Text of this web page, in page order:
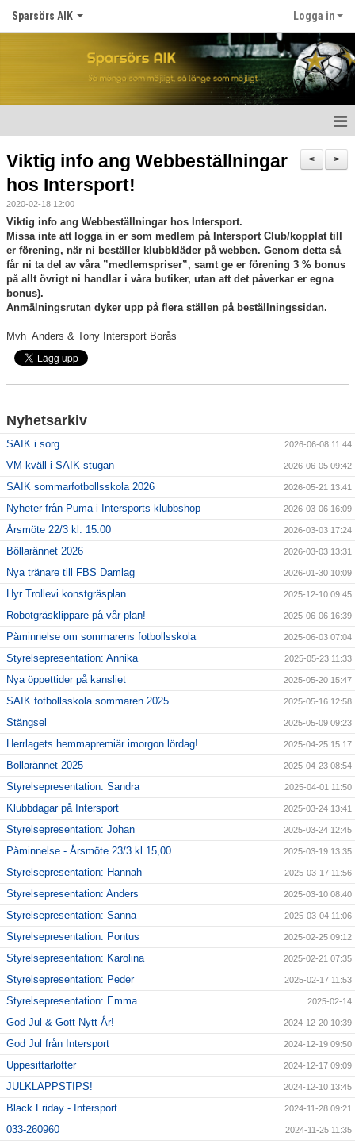
Sparsörs AIK Logga in
Nyheter
Om SAIK
Våra lag
Kalender
För spelare/barn
SAIK-shopen
Elljusspår
Bildgalleri
>
<
Viktig info ang Webbeställningar
hos Intersport!
2020-02-18 12:00
Viktig info ang Webbeställningar hos Intersport.
Missa inte att logga in er som medlem på Intersport Club/kopplat till
er förening, när ni beställer klubbkläder på webben. Genom detta så
får ni ta del av våra ”medlemspriser”, samt ge er förening 3 % bonus
på allt övrigt ni handlar i våra butiker, utan att det påverkar er egna
bonus).
Anmälningsrutan dyker upp på flera ställen på beställningssidan.
Mvh Anders & Tony Intersport Borås
Nyhetsarkiv
SAIK i sorg 2026-06-08 11:44
VM-kväll i SAIK-stugan 2026-06-05 09:42
SAIK sommarfotbollsskola 2026 2026-05-21 13:41
Nyheter från Puma i Intersports klubbshop 2026-03-06 16:09
Årsmöte 22/3 kl. 15:00 2026-03-03 17:24
Bôllarännet 2026 2026-03-03 13:31
Nya tränare till FBS Damlag 2026-01-30 10:09
Hyr Trollevi konstgräsplan 2025-12-10 09:45
Robotgräsklippare på vår plan! 2025-06-06 16:39
Påminnelse om sommarens fotbollsskola 2025-06-03 07:04
Styrelsepresentation: Annika 2025-05-23 11:33
Nya öppettider på kansliet 2025-05-20 15:47
SAIK fotbollsskola sommaren 2025 2025-05-16 12:58
Stängsel 2025-05-09 09:23
Herrlagets hemmapremiär imorgon lördag! 2025-04-25 15:17
Bollarännet 2025 2025-04-23 08:54
Styrelsepresentation: Sandra 2025-04-01 11:50
Klubbdagar på Intersport 2025-03-24 13:41
Styrelsepresentation: Johan 2025-03-24 12:45
Påminnelse - Årsmöte 23/3 kl 15,00 2025-03-19 13:35
Styrelsepresentation: Hannah 2025-03-17 11:56
Styrelsepresentation: Anders 2025-03-10 08:40
Styrelsepresentation: Sanna 2025-03-04 11:06
Styrelsepresentation: Pontus 2025-02-25 09:12
Styrelsepresentation: Karolina 2025-02-21 07:35
Styrelsepresentation: Peder 2025-02-17 11:53
Styrelsepresentation: Emma 2025-02-14
God Jul & Gott Nytt År! 2024-12-20 10:39
God Jul från Intersport 2024-12-19 09:50
Uppesittarlotter 2024-12-17 09:09
JULKLAPPSTIPS! 2024-12-10 13:45
Black Friday - Intersport 2024-11-28 09:21
033-260960 2024-11-25 11:35